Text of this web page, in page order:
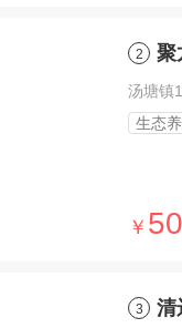
2 聚
汤塘镇
生态
￥
3 清